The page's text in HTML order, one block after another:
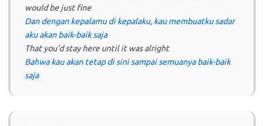
would be just fine
Dan dengan kepalamu di kepalaku, kau membuatku sadar
aku akan baik-baik saja
That you’d stay here until it was alright
Bahwa kau akan tetap di sini sampai semuanya baik-baik
saja